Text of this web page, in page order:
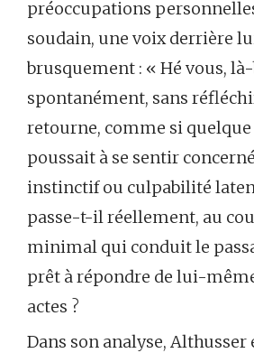
préoccupations
soudain, une voix derrière
brusquement : « Hé vous,
spontanément, sans
retourne, comme si quelque
poussait à se sentir
instinctif ou culpabilité
passe-t-il réellement, au
minimal qui conduit le
prêt à répondre de lui-
actes ?
Dans son analyse,